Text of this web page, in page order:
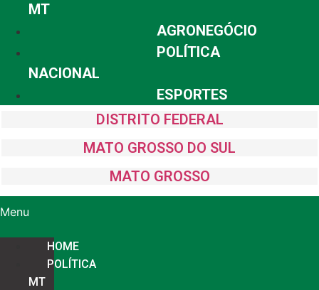
MT
AGRONEGÓCIO
POLÍTICA
NACIONAL
ESPORTES
DISTRITO FEDERAL
MATO GROSSO DO SUL
MATO GROSSO
Menu
HOME
POLÍTICA
MT